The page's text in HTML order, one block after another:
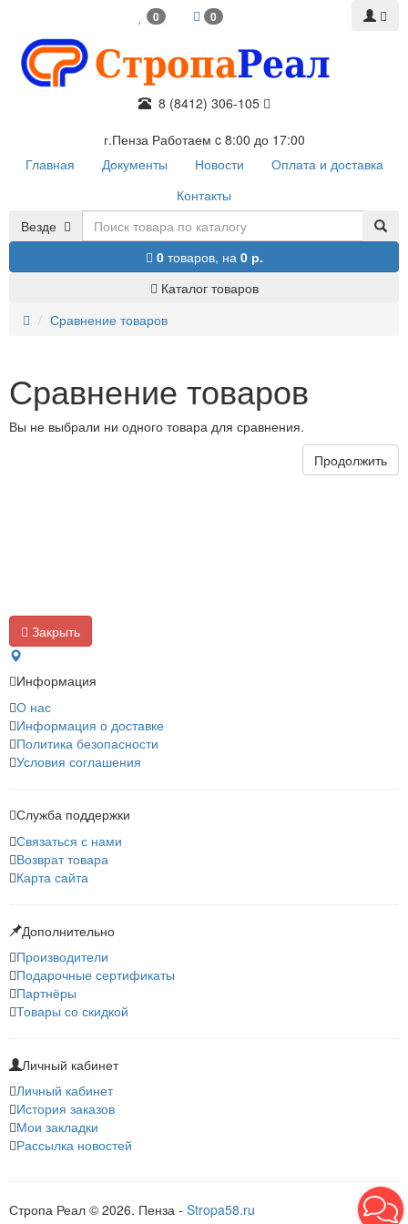
0 0
8 (8412) 306-105
г.Пенза Работаем c 8:00 до 17:00
Главная
Документы Новости
Оплата и доставка
Контакты
Везде
0товаров, на 0 р.
Каталог товаров
Сравнение товаров
Сравнение товаров
Вы не выбрали ни одного товара для сравнения.
Продолжить
Закрыть
Информация
О нас
Информация о доставке
Политика безопасности
Условия соглашения
Служба поддержки
Связаться с нами
Возврат товара
Карта сайта
Дополнительно
Производители
Подарочные сертификаты
Партнёры
Товары со скидкой
Личный кабинет
Личный кабинет
История заказов
Мои закладки
Рассылка новостей
Стропа Реал © 2026. Пенза - Stropa58.ru